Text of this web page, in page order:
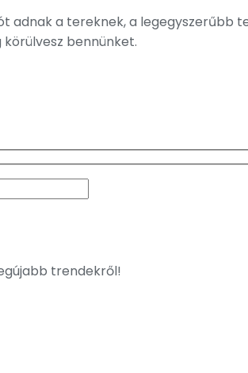
adnak a tereknek, a
körülvesz bennünket.
trendekről!